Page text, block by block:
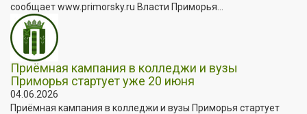
сообщает www.primorsky.ru Власти Приморья...
Приёмная кампания в колледжи и вузы
Приморья стартует уже 20 июня
04.06.2026
Приёмная кампания в колледжи и вузы Приморья стартует